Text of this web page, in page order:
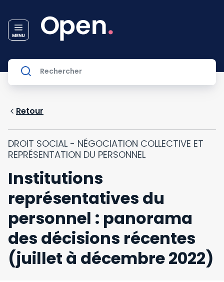
Retour
DROIT SOCIAL - NÉGOCIATION COLLECTIVE ET
REPRÉSENTATION DU PERSONNEL
Institutions
représentatives du
personnel : panorama
des décisions récentes
(juillet à décembre 2022)